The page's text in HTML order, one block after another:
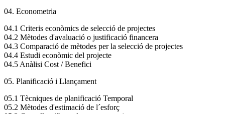
04. Econometria
04.1 Criteris econòmics de selecció de projectes
04.2 Mètodes d'avaluació o justificació financera
04.3 Comparació de mètodes per la selecció de projectes
04.4 Estudi econòmic del projecte
04.5 Anàlisi Cost / Benefici
05. Planificació i Llançament
05.1 Tècniques de planificació Temporal
05.2 Mètodes d'estimació de l´esforç